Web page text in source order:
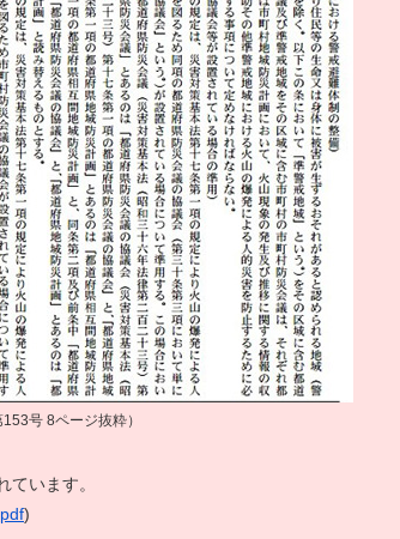
号 8ページ抜粋）
います。
)